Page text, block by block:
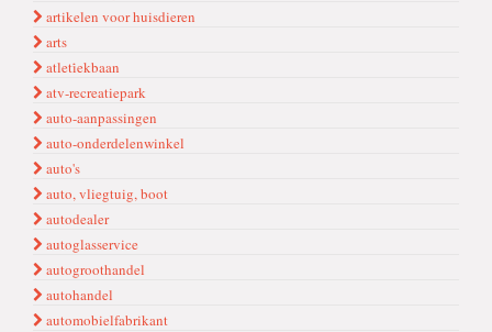
artikelen voor huisdieren
arts
atleti̇ekbaan
atv-recreatiepark
auto-aanpassingen
auto-onderdelenwinkel
auto's
auto, vliegtuig, boot
autodealer
autoglasservice
autogroothandel
autohandel
automobielfabrikant